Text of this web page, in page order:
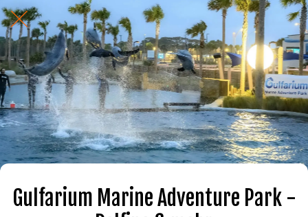
Gulfarium Marine Adventure Park -